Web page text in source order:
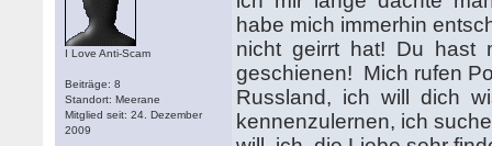
I Love Anti-Scam
Beiträge: 8
Standort: Meerane
Mitglied seit: 24. Dezember
2009
habe mich immerhin
nicht geirrt hat! Du hast
geschienen! Mich rufen
Russland, ich will dich
kennenzulernen, ich